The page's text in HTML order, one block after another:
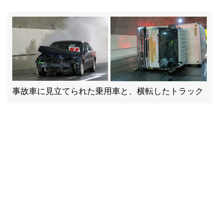
事故車に見立てられた乗用車と、横転したトラック